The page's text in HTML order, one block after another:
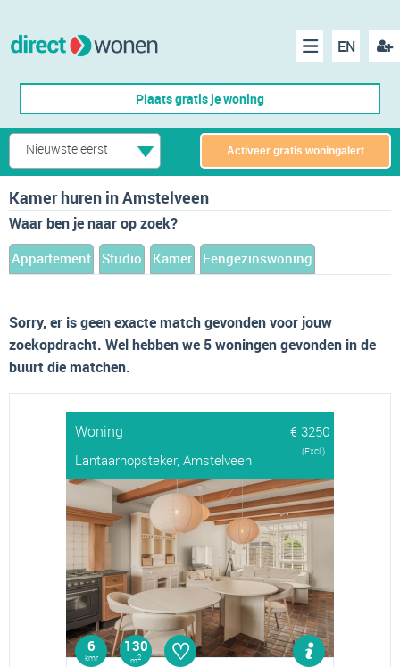
EN
Menu
Plaats gratis je woning
Nieuwste eerst Activeer gratis woningalert
Kamer huren in Amstelveen
Waar ben je naar op zoek?
Appartement Studio Kamer Eengezinswoning
Sorry, er is geen exacte match gevonden voor jouw
zoekopdracht. Wel hebben we 5 woningen gevonden in de
buurt die matchen.
Woning
€ 3250
Lantaarnopsteker, Amstelveen
(Excl.)
6
kmr
130
m2 ♡